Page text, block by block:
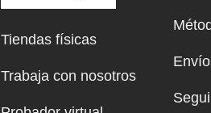
Tiendas físicas
Trabaja con nosotros